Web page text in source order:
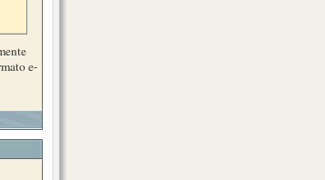
e-